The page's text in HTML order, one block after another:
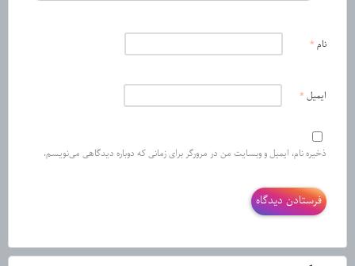
نام *
ایمیل *
ذخیره نام، ایمیل و وبسایت من در مرورگر برای زمانی که دوباره دیدگاهی می‌نویسم.